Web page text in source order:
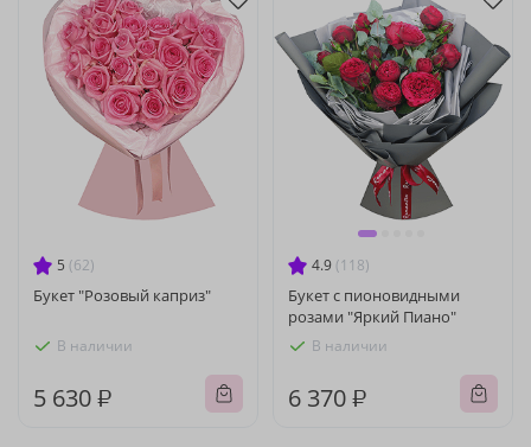
5 (62)
Букет "Розовый каприз"
В наличии
5 630 ₽
4.9 (118)
Букет с пионовидными
розами "Яркий Пиано"
В наличии
6 370 ₽